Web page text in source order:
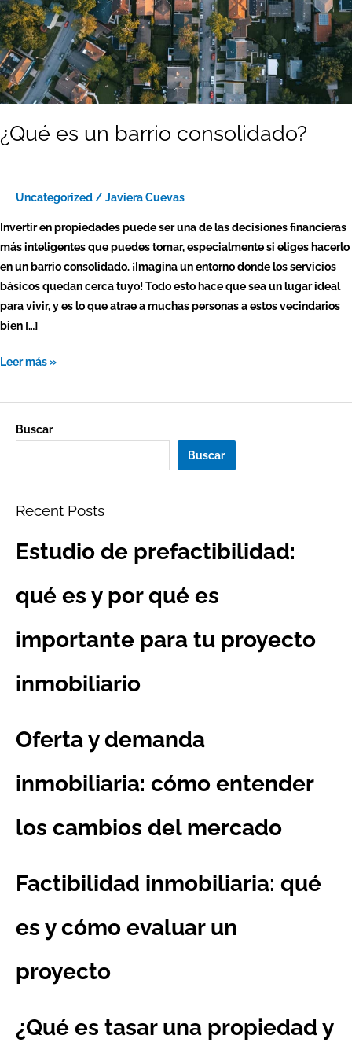
¿Qué es un barrio consolidado?
Uncategorized /Javiera Cuevas
Invertir en propiedades puede ser una de las decisiones financieras
más inteligentes que puedes tomar, especialmente si eliges hacerlo
en un barrio consolidado. ¡Imagina un entorno donde los servicios
básicos quedan cerca tuyo! Todo esto hace que sea un lugar ideal
para vivir, y es lo que atrae a muchas personas a estos vecindarios
bien […]
Leer más »
Buscar
Buscar
Recent Posts
Estudio de prefactibilidad:
qué es y por qué es
importante para tu proyecto
inmobiliario
Oferta y demanda
inmobiliaria: cómo entender
los cambios del mercado
Factibilidad inmobiliaria: qué
es y cómo evaluar un
proyecto
¿Qué es tasar una propiedad y